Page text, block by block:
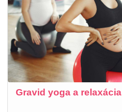
Gravid yoga a relaxácia